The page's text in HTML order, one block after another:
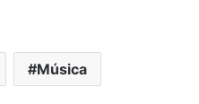
Música